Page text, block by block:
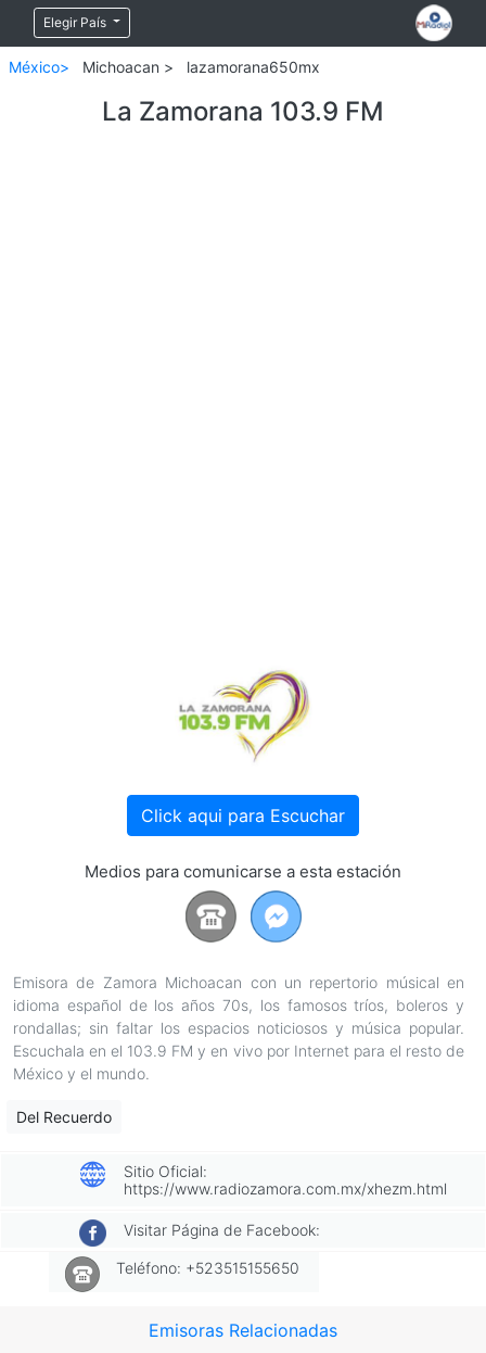
Elegir País
México> Michoacan > lazamorana650mx
La Zamorana 103.9 FM
Click aqui para Escuchar
Medios para comunicarse a esta estación
Emisora de Zamora Michoacan con un repertorio músical en
idioma español de los años 70s, los famosos tríos, boleros y
rondallas; sin faltar los espacios noticiosos y música popular.
Escuchala en el 103.9 FM y en vivo por Internet para el resto de
México y el mundo.
Del Recuerdo
Sitio Oficial:
https://www.radiozamora.com.mx/xhezm.html
Visitar Página de Facebook:
Teléfono: +523515155650
Emisoras Relacionadas